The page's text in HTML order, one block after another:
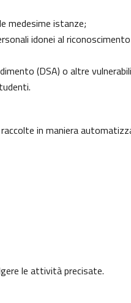
medesime istanze;
idonei al riconoscimento
(DSA) o altre
.
in maniera
le attività precisate.